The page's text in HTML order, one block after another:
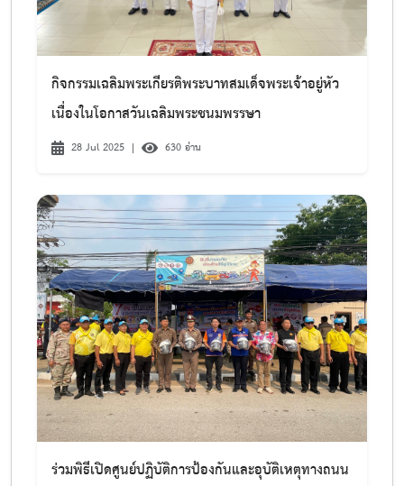
กิจกรรมเฉลิมพระเกียรติพระบาทสมเด็จพระเจ้าอยู่หัว
เนื่องในโอกาสวันเฉลิมพระชนมพรรษา
28 Jul 2025 | 630 อ่าน
ร่วมพิธีเปิดศูนย์ปฏิบัติการป้องกันและอุบัติเหตุทางถนน